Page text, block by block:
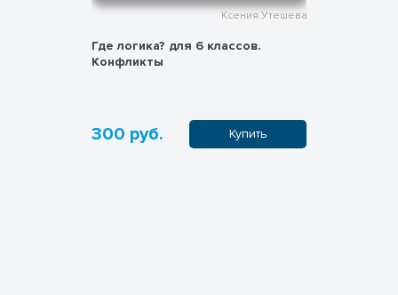
Ксения Утешева
Где логика? для 6 классов.
Конфликты
300 руб. Купить